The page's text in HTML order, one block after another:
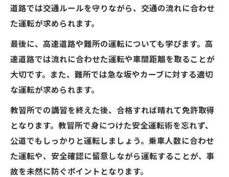
道路では交通ルールを守りながら、交通の流れに合わせ
た運転が求められます。
最後に、高速道路や難所の運転についても学びます。高
速道路では流れに合わせた運転や車間距離を取ることが
大切です。また、難所では急な坂やカーブに対する適切
な運転が求められます。
教習所での講習を終えた後、合格すれば晴れて免許取得
となります。教習所で身につけた安全運転術を忘れず、
公道でもしっかりと運転しましょう。乗車人数に合わせ
た運転や、安全確認に留意しながら運転することが、事
故を未然に防ぐポイントとなります。